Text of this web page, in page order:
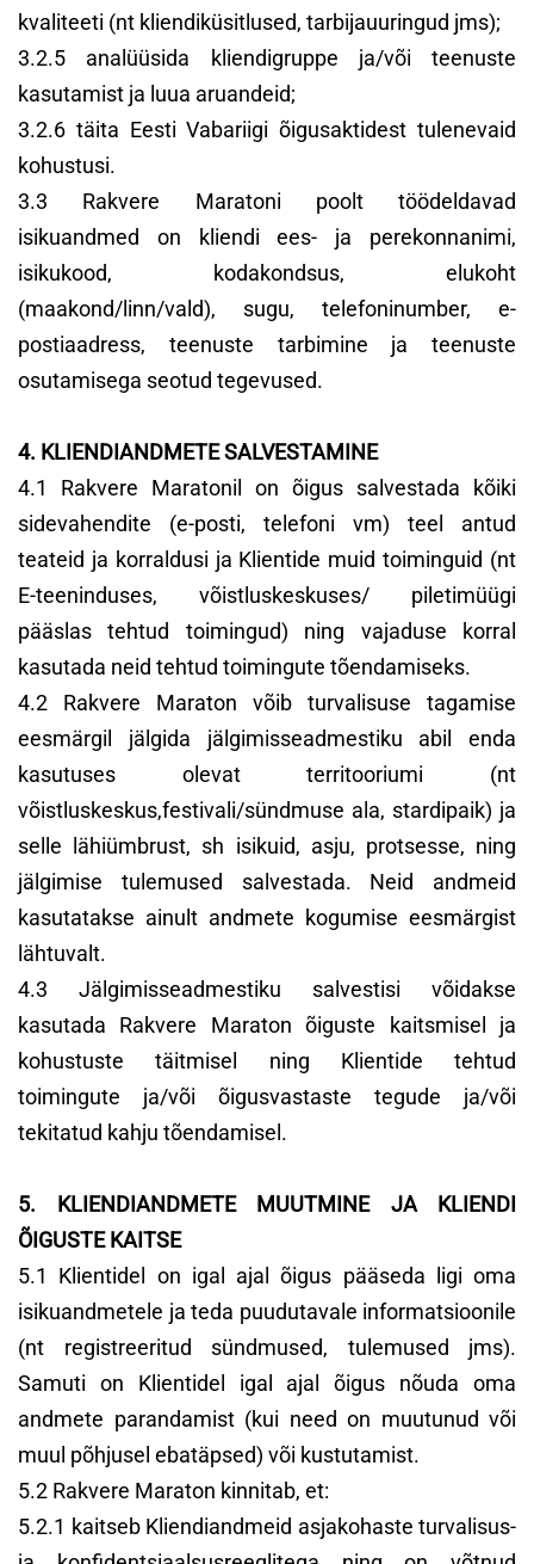
kvaliteeti (nt kliendiküsitlused, tarbijauuringud jms);
3.2.5 analüüsida kliendigruppe ja/või teenuste
kasutamist ja luua aruandeid;
3.2.6 täita Eesti Vabariigi õigusaktidest tulenevaid
kohustusi.
3.3 Rakvere Maratoni poolt töödeldavad
isikuandmed on kliendi ees- ja perekonnanimi,
isikukood, kodakondsus, elukoht
(maakond/linn/vald), sugu, telefoninumber, e-
postiaadress, teenuste tarbimine ja teenuste
osutamisega seotud tegevused.
4. KLIENDIANDMETE SALVESTAMINE
4.1 Rakvere Maratonil on õigus salvestada kõiki
sidevahendite (e-posti, telefoni vm) teel antud
teateid ja korraldusi ja Klientide muid toiminguid (nt
E-teeninduses, võistluskeskuses/ piletimüügi
pääslas tehtud toimingud) ning vajaduse korral
kasutada neid tehtud toimingute tõendamiseks.
4.2 Rakvere Maraton võib turvalisuse tagamise
eesmärgil jälgida jälgimisseadmestiku abil enda
kasutuses olevat territooriumi (nt
võistluskeskus,festivali/sündmuse ala, stardipaik) ja
selle lähiümbrust, sh isikuid, asju, protsesse, ning
jälgimise tulemused salvestada. Neid andmeid
kasutatakse ainult andmete kogumise eesmärgist
lähtuvalt.
4.3 Jälgimisseadmestiku salvestisi võidakse
kasutada Rakvere Maraton õiguste kaitsmisel ja
kohustuste täitmisel ning Klientide tehtud
toimingute ja/või õigusvastaste tegude ja/või
tekitatud kahju tõendamisel.
5. KLIENDIANDMETE MUUTMINE JA KLIENDI
ÕIGUSTE KAITSE
5.1 Klientidel on igal ajal õigus pääseda ligi oma
isikuandmetele ja teda puudutavale informatsioonile
(nt registreeritud sündmused, tulemused jms).
Samuti on Klientidel igal ajal õigus nõuda oma
andmete parandamist (kui need on muutunud või
muul põhjusel ebatäpsed) või kustutamist.
5.2 Rakvere Maraton kinnitab, et:
5.2.1 kaitseb Kliendiandmeid asjakohaste turvalisus-